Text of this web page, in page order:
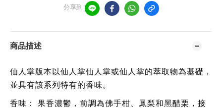
分享到
商品描述
仙人掌版本以仙人掌仙人掌或仙人掌的萃取物為基礎，
並具有該系列特有的香味。
香味： 果香濃鬱，前調為佛手柑、鳳梨和黑醋栗，接